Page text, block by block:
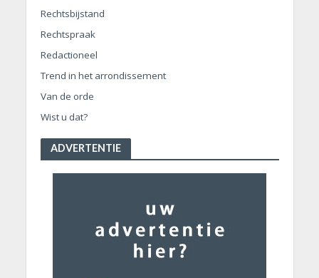
Rechtsbijstand
Rechtspraak
Redactioneel
Trend in het arrondissement
Van de orde
Wist u dat?
ADVERTENTIE